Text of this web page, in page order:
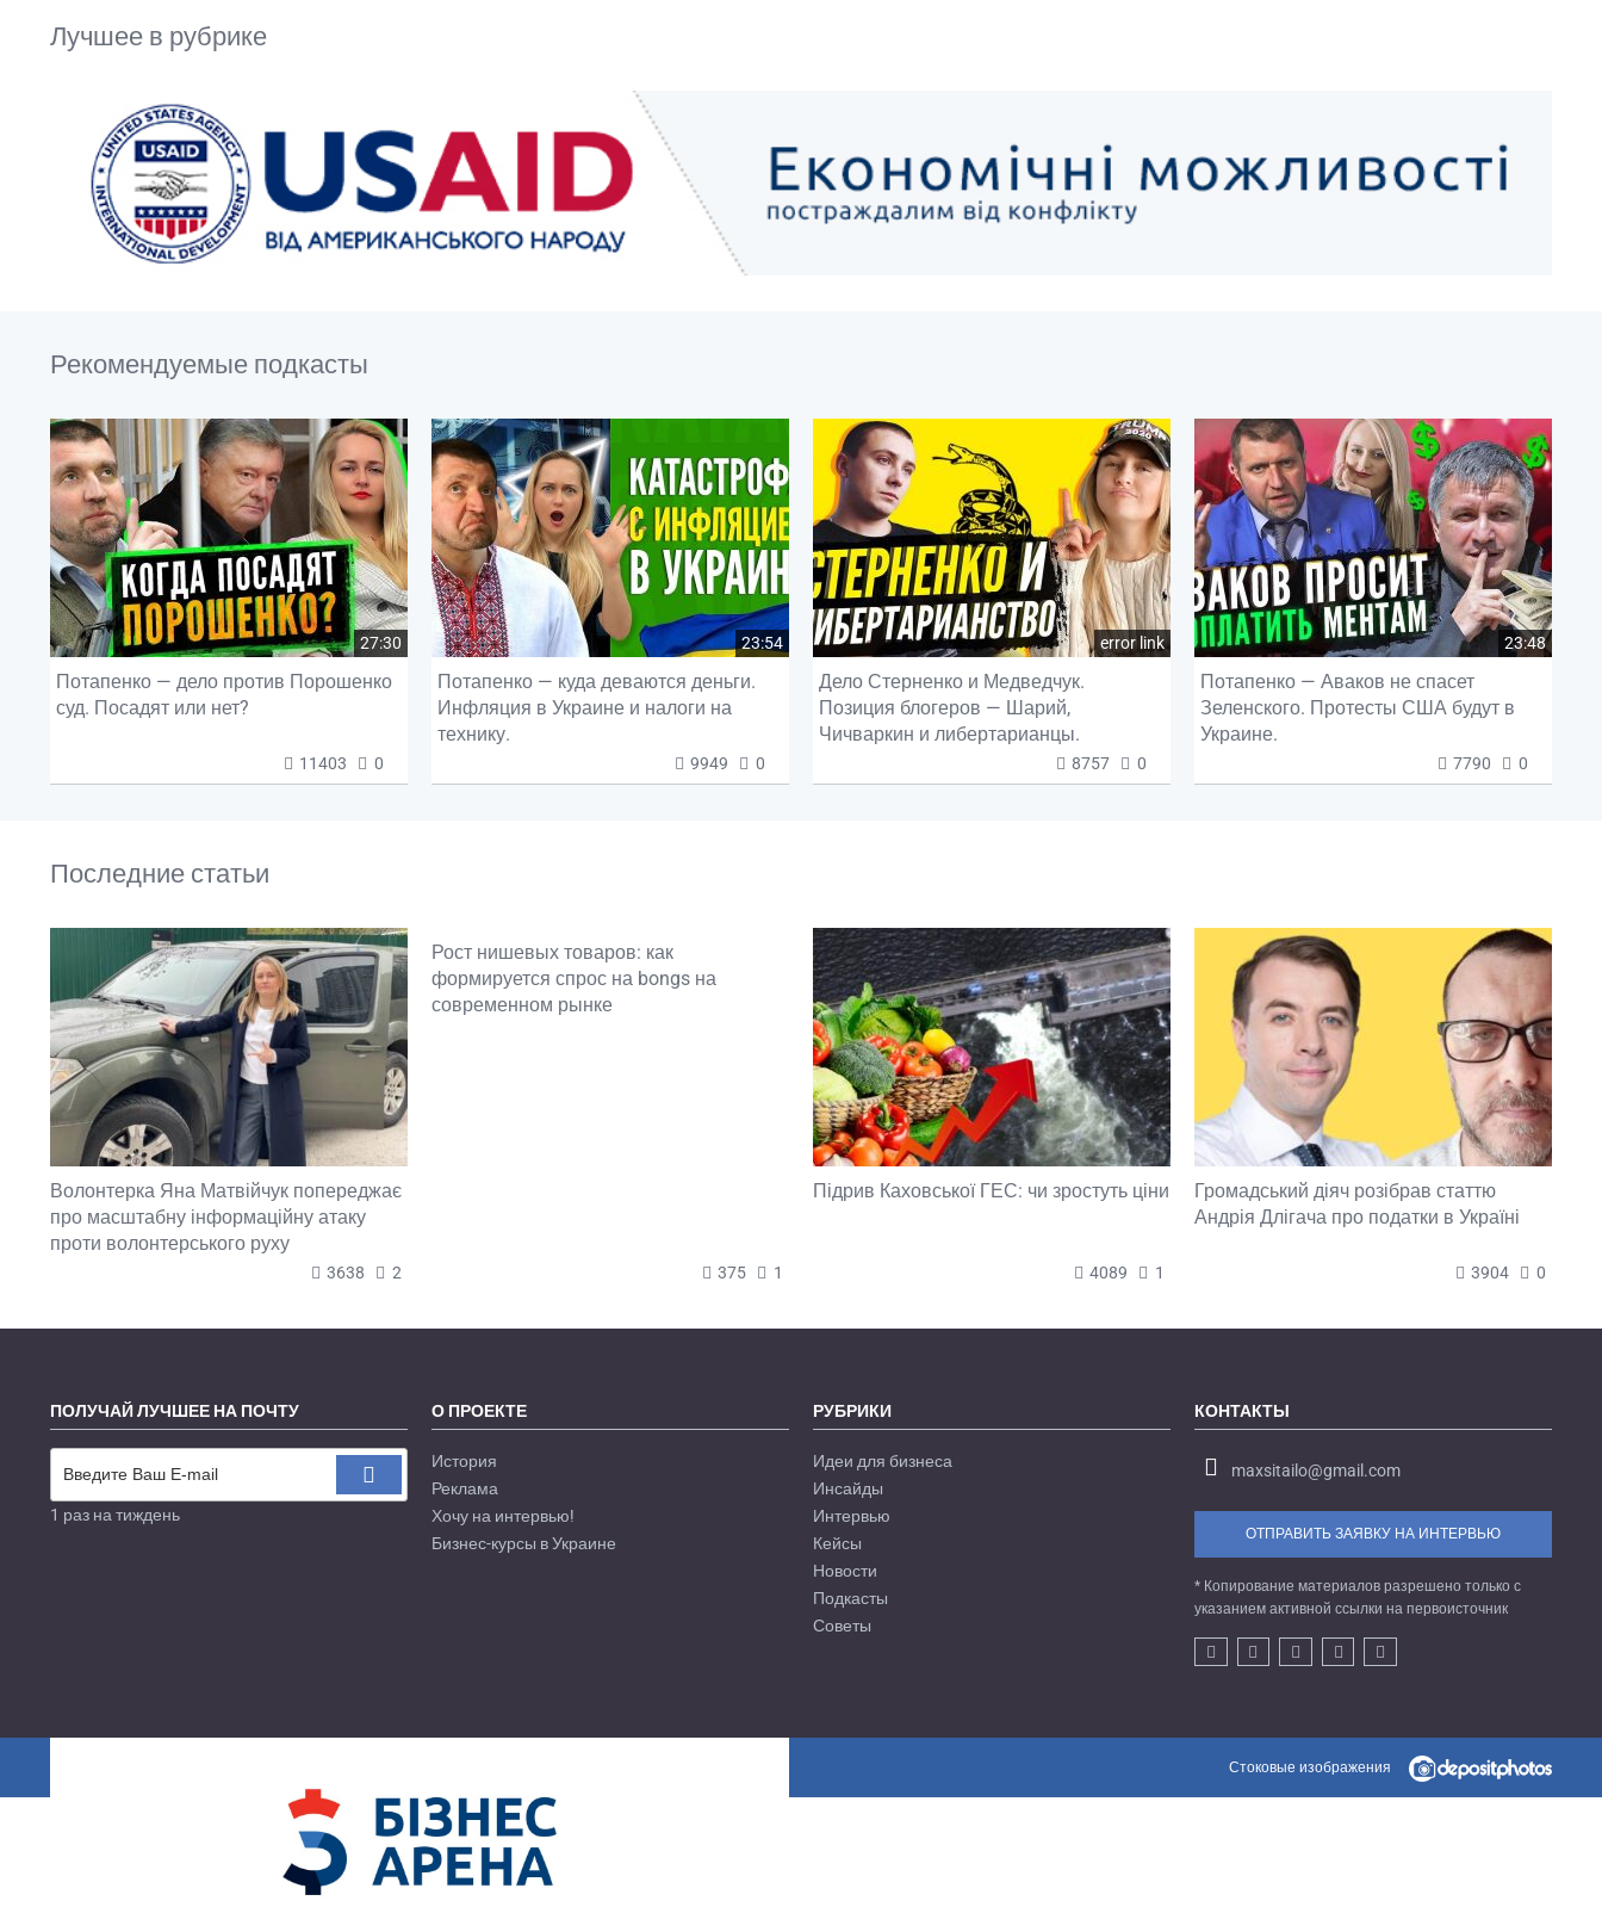
Лучшее в рубрике
Рекомендуемые подкасты
27:30
Потапенко — дело против Порошенко
суд. Посадят или нет?
11403 0
23:54
Потапенко — куда деваются деньги.
Инфляция в Украине и налоги на
технику.
9949 0
error link
Дело Стерненко и Медведчук.
Позиция блогеров — Шарий,
Чичваркин и либертарианцы.
8757 0
23:48
Потапенко — Аваков не спасет
Зеленского. Протесты США будут в
Украине.
7790 0
Последние статьи
Волонтерка Яна Матвійчук попереджає
про масштабну інформаційну атаку
проти волонтерського руху
3638 2
Рост нишевых товаров: как
формируется спрос на bongs на
современном рынке
375 1
Підрив Каховської ГЕС: чи зростуть ціни
4089 1
Громадський діяч розібрав статтю
Андрія Длігача про податки в Україні
3904 0
ПОЛУЧАЙ ЛУЧШЕЕ НА ПОЧТУ
1 раз на тиждень
О ПРОЕКТЕ
История
Реклама
Хочу на интервью!
Бизнес-курсы в Украине
РУБРИКИ
Идеи для бизнеса
Инсайды
Интервью
Кейсы
Новости
Подкасты
Советы
КОНТАКТЫ
maxsitailo@gmail.com
ОТПРАВИТЬ ЗАЯВКУ НА ИНТЕРВЬЮ
* Копирование материалов разрешено только с
указанием активной ссылки на первоисточник
Стоковые изображения